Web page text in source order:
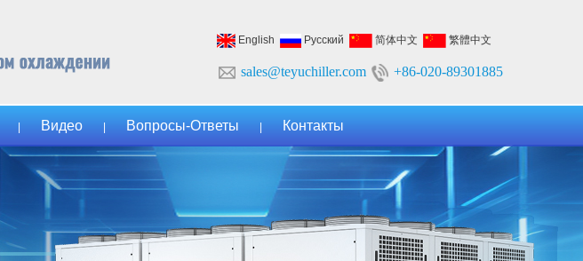
English Русский 简体中文 繁體中文
sales@teyuchiller.com +86-020-89301885
Видео Вопросы-Ответы Контакты